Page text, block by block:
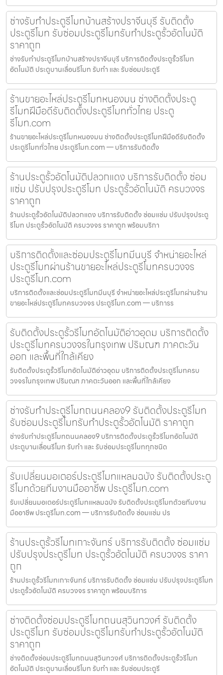
ช่างรับทำประตูรีโมทบ้านสร้างปราจีนบุรี รับติดตั้ง
ประตูรีโมท รับซ่อมประตูรีโมทรับทำประตูรั้วอัตโนมัติ
ราคาถูก
ช่างรับทำประตูรีโมทบ้านสร้างปราจีนบุรี บริการติดตั้งประตูรั้วรีโมท
อัตโนมัติ ประตูบานเลื่อนรีโมท รับทำ และ รับซ่อมประตูรี
ร้านขายอะไหล่ประตูรีโมทหนองมน ช่างติดตั้งประตู
รีโมทฝีมือดีรับติดตั้งประตูรีโมททั่วไทย ประตู
รีโมท.com
ร้านขายอะไหล่ประตูรีโมทหนองมน ช่างติดตั้งประตูรีโมทฝีมือดีรับติดตั้ง
ประตูรีโมททั่วไทย ประตูรีโมท.com — บริการรับติดตั้ง
ร้านประตูรั้วอัตโนมัติปลวกแดง บริการรับติดตั้ง ซ่อม
แซ่ม ปรับปรุงประตูรีโมท ประตูรั้วอัตโนมัติ ครบวงจร
ราคาถูก
ร้านประตูรั้วอัตโนมัติปลวกแดง บริการรับติดตั้ง ซ่อมแซ่ม ปรับปรุงประตู
รีโมท ประตูรั้วอัตโนมัติ ครบวงจร ราคาถูก พร้อมบริกา
บริการติดตั้งและซ่อมประตูรีโมทมีนบุรี จำหน่ายอะไหล่
ประตูรีโมทผ่านร้านขายอะไหล่ประตูรีโมทครบวงจร
ประตูรีโมท.com
บริการติดตั้งและซ่อมประตูรีโมทมีนบุรี จำหน่ายอะไหล่ประตูรีโมทผ่านร้าน
ขายอะไหล่ประตูรีโมทครบวงจร ประตูรีโมท.com — บริการร
รับติดตั้งประตูรั้วรีโมทอัตโนมัติอ่าวอุดม บริการติดตั้ง
ประตูรีโมทครบวงจรในกรุงเทพ ปริมณฑ ภาคตะวัน
ออก และพื้นที่ใกล้เคียง
รับติดตั้งประตูรั้วรีโมทอัตโนมัติอ่าวอุดม บริการติดตั้งประตูรีโมทครบ
วงจรในกรุงเทพ ปริมณฑ ภาคตะวันออก และพื้นที่ใกล้เคียง
ช่างรับทำประตูรีโมทถนนคลอง9 รับติดตั้งประตูรีโมท
รับซ่อมประตูรีโมทรับทำประตูรั้วอัตโนมัติ ราคาถูก
ช่างรับทำประตูรีโมทถนนคลอง9 บริการติดตั้งประตูรั้วรีโมทอัตโนมัติ
ประตูบานเลื่อนรีโมท รับทำ และ รับซ่อมประตูรีโมททุกชนิด
รับเปลี่ยนมอเตอร์ประตูรีโมทแหลมฉบัง รับติดตั้งประตู
รีโมทด้วยทีมงานมืออาชีพ ประตูรีโมท.com
รับเปลี่ยนมอเตอร์ประตูรีโมทแหลมฉบัง รับติดตั้งประตูรีโมทด้วยทีมงาน
มืออาชีพ ประตูรีโมท.com — บริการรับติดตั้ง ซ่อมแซ่ม ปร
ร้านประตูรั้วรีโมทเกาะจันทร์ บริการรับติดตั้ง ซ่อมแซ่ม
ปรับปรุงประตูรีโมท ประตูรั้วอัตโนมัติ ครบวงจร ราคา
ถูก
ร้านประตูรั้วรีโมทเกาะจันทร์ บริการรับติดตั้ง ซ่อมแซ่ม ปรับปรุงประตูรีโมท
ประตูรั้วอัตโนมัติ ครบวงจร ราคาถูก พร้อมบริการ
ช่างติดตั้งซ่อมประตูรีโมทถนนสุวินทวงศ์ รับติดตั้ง
ประตูรีโมท รับซ่อมประตูรีโมทรับทำประตูรั้วอัตโนมัติ
ราคาถูก
ช่างติดตั้งซ่อมประตูรีโมทถนนสุวินทวงศ์ บริการติดตั้งประตูรั้วรีโมท
อัตโนมัติ ประตูบานเลื่อนรีโมท รับทำ และ รับซ่อมประตูรี